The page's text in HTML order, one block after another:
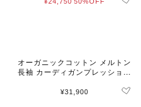
オーガニックコットン メルトン
長袖 カーディガンプレッション
¥31,900